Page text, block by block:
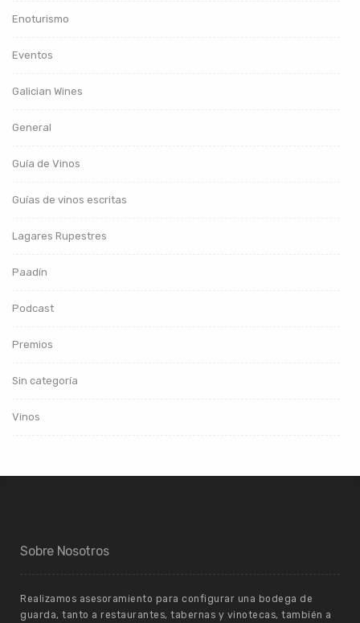
Enoturismo
Eventos
Galician Wines
General
Guía de Vinos
Guías de vinos escritas
Lagares Rupestres
Paadín
Podcast
Premios
Sin categoría
Vinos
Sobre Nosotros
Realizamos asesoramiento para configurar una bodega de
guarda, tanto a restaurantes, tabernas y vinotecas, también a